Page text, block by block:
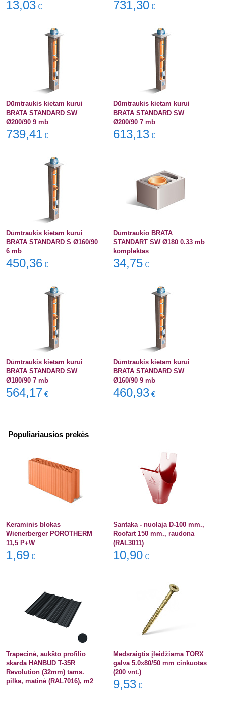
13,03 € 731,30 €
Dūmtraukis kietam kurui
BRATA STANDARD SW
Ø200/90 9 mb
739,41 €
Dūmtraukis kietam kurui
BRATA STANDARD SW
Ø200/90 7 mb
613,13 €
Dūmtraukis kietam kurui
BRATA STANDARD S Ø160/90
6 mb
450,36 €
Dūmtraukio BRATA
STANDART SW Ø180 0.33 mb
komplektas
34,75 €
Dūmtraukis kietam kurui
BRATA STANDARD SW
Ø180/90 7 mb
564,17 €
Dūmtraukis kietam kurui
BRATA STANDARD SW
Ø160/90 9 mb
460,93 €
Populiariausios prekės
Keraminis blokas
Wienerberger POROTHERM
11,5 P+W
1,69 €
Santaka - nuolaja D-100 mm.,
Roofart 150 mm., raudona
(RAL3011)
10,90 €
Trapecinė, aukšto profilio
skarda HANBUD T-35R
Revolution (32mm) tams.
pilka, matinė (RAL7016), m2
Medsraigtis įleidžiama TORX
galva 5.0x80/50 mm cinkuotas
(200 vnt.)
9,53 €